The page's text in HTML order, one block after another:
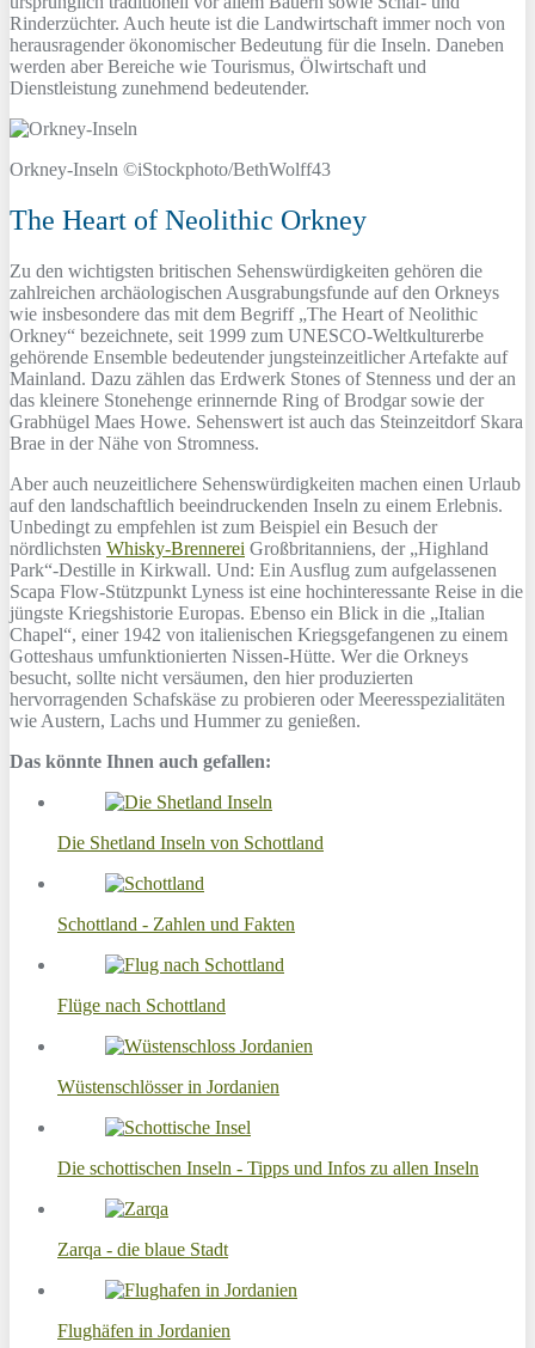
Rinderzüchter. Auch heute ist die Landwirtschaft immer noch von
herausragender ökonomischer Bedeutung für die Inseln. Daneben
werden aber Bereiche wie Tourismus, Ölwirtschaft und
Dienstleistung zunehmend bedeutender.
Orkney-Inseln ©iStockphoto/BethWolff43
The Heart of Neolithic Orkney
Zu den wichtigsten britischen Sehenswürdigkeiten gehören die
zahlreichen archäologischen Ausgrabungsfunde auf den Orkneys
wie insbesondere das mit dem Begriff „The Heart of Neolithic
Orkney“ bezeichnete, seit 1999 zum UNESCO-Weltkulturerbe
gehörende Ensemble bedeutender jungsteinzeitlicher Artefakte auf
Mainland. Dazu zählen das Erdwerk Stones of Stenness und der an
das kleinere Stonehenge erinnernde Ring of Brodgar sowie der
Grabhügel Maes Howe. Sehenswert ist auch das Steinzeitdorf Skara
Brae in der Nähe von Stromness.
Aber auch neuzeitlichere Sehenswürdigkeiten machen einen Urlaub
auf den landschaftlich beeindruckenden Inseln zu einem Erlebnis.
Unbedingt zu empfehlen ist zum Beispiel ein Besuch der
nördlichsten Whisky-Brennerei Großbritanniens, der „Highland
Park“-Destille in Kirkwall. Und: Ein Ausflug zum aufgelassenen
Scapa Flow-Stützpunkt Lyness ist eine hochinteressante Reise in die
jüngste Kriegshistorie Europas. Ebenso ein Blick in die „Italian
Chapel“, einer 1942 von italienischen Kriegsgefangenen zu einem
Gotteshaus umfunktionierten Nissen-Hütte. Wer die Orkneys
besucht, sollte nicht versäumen, den hier produzierten
hervorragenden Schafskäse zu probieren oder Meeresspezialitäten
wie Austern, Lachs und Hummer zu genießen.
Das könnte Ihnen auch gefallen:
Die Shetland Inseln von Schottland
Schottland - Zahlen und Fakten
Flüge nach Schottland
Wüstenschlösser in Jordanien
Die schottischen Inseln - Tipps und Infos zu allen Inseln
Zarqa - die blaue Stadt
Flughäfen in Jordanien